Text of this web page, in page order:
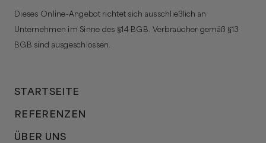
Dieses Online-Angebot richtet sich ausschließlich an
Unternehmen im Sinne des §14 BGB. Verbraucher gemäß §13
BGB sind ausgeschlossen.
STARTSEITE
REFERENZEN
ÜBER UNS